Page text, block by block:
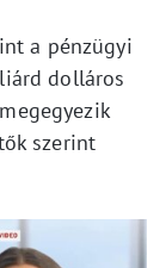
a pénzügyi
dolláros
szerint